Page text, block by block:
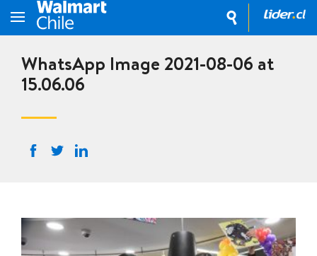
WhatsApp Image 2021-08-06 at
15.06.06